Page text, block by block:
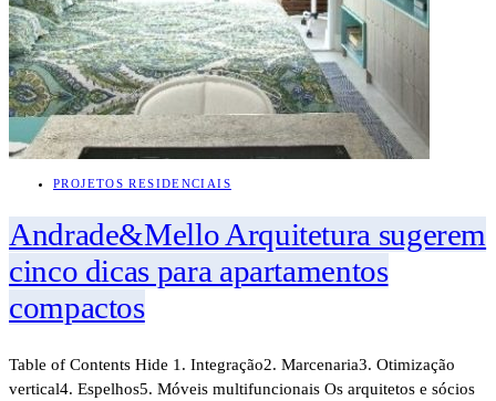
PROJETOS RESIDENCIAIS
Andrade&Mello Arquitetura sugerem
cinco dicas para apartamentos
compactos
Table of Contents Hide 1. Integração2. Marcenaria3. Otimização
vertical4. Espelhos5. Móveis multifuncionais Os arquitetos e sócios